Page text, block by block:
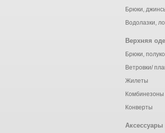
Брюки,
Водолазки,
Верхняя
Брюки,
Ветровки/
Жилеты
Комбинезоны
Конверты
Аксессуары